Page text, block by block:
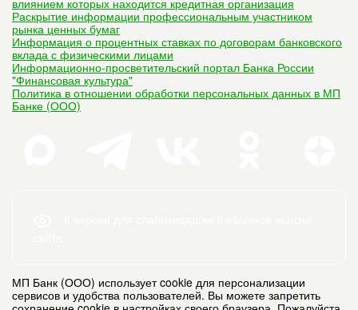
влиянием которых находится кредитная организация
Раскрытие информации профессиональным участником
рынка ценных бумаг
Информация о процентных ставках по договорам банковского
вклада с физическими лицами
Информационно-просветительский портал Банка России
"Финансовая культура"
Политика в отношении обработки персональных данных в МП
Банке (ООО)
МП Банк (ООО) использует cookie для персонализации
сервисов и удобства пользователей. Вы можете запретить